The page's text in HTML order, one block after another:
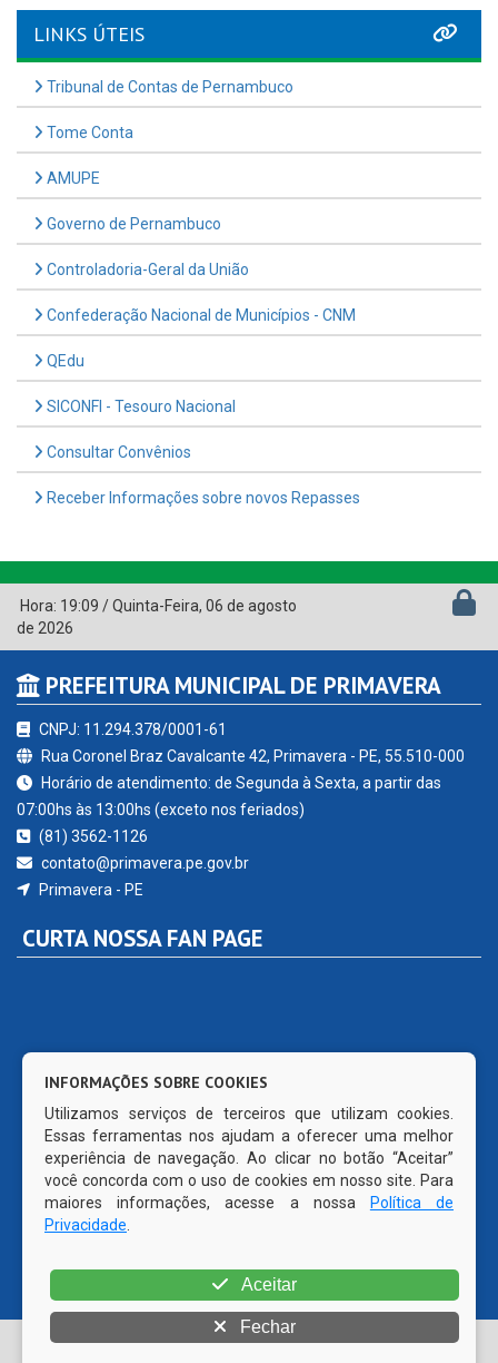
LINKS ÚTEIS
Tribunal de Contas de Pernambuco
Tome Conta
AMUPE
Governo de Pernambuco
Controladoria-Geral da União
Confederação Nacional de Municípios - CNM
QEdu
SICONFI - Tesouro Nacional
Consultar Convênios
Receber Informações sobre novos Repasses
Hora: 19:09 /Quinta-Feira, 06 de agosto
de 2026
PREFEITURA MUNICIPAL DE PRIMAVERA
CNPJ: 11.294.378/0001-61
Rua Coronel Braz Cavalcante 42, Primavera - PE, 55.510-000
Horário de atendimento: de Segunda à Sexta, a partir das
07:00hs às 13:00hs (exceto nos feriados)
(81) 3562-1126
contato@primavera.pe.gov.br
Primavera - PE
CURTA NOSSA FAN PAGE
© Copyright 2026 Prefeitura Municipal de Primavera | Todos
INFORMAÇÕES SOBRE COOKIES
Utilizamos serviços de terceiros que utilizam cookies.
Essas ferramentas nos ajudam a oferecer uma melhor
experiência de navegação. Ao clicar no botão “Aceitar”
você concorda com o uso de cookies em nosso site. Para
maiores informações, acesse a nossa
Política de
Privacidade
Aceitar
Fechar